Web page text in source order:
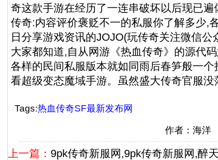
奇这款手游在经历了一连串破坏以后现已
传奇:内容评价褒贬不一的私服你了解多少,
日分享游戏资讯的JOJO(玩传奇关注微信公
大家都知道,自从网游《热血传奇》的源代
各样的民间私服版本就如同雨后春笋般一
看超级变态魔域手游。虽然盛大传奇官服
Tags:热血传奇SF最新发布网
作者：海洋
上一篇： 9pk传奇新服网,9pk传奇新服网,醉